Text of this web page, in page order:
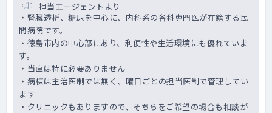
担当エージェントより
・腎臓透析、糖尿を中心に、内科系の各科専門医が在籍する民
間病院です。
・徳島市内の中心部にあり、利便性や生活環境にも優れていま
す。
・当直は特に必要ありません
・病棟は主治医制では無く、曜日ごとの担当医制で管理してい
ます
・クリニックもありますので、そちらをご希望の場合も相談が